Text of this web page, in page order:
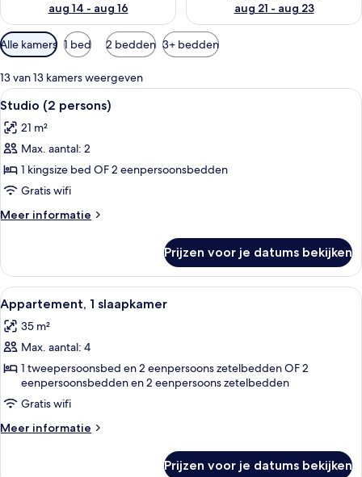
aug 14 - aug 16
aug 21 - aug 23
Beschikbare
filters
voor
kamers
Alle kamers 1 bed 2 bedden 3+ bedden
13 van 13 kamers weergeven
Alle
foto's
voor
Studio
(2
persons)
laden
Een moderne hotelkamer met een
8
Studio (2 persons)
21 m²
Max. aantal: 2
1 kingsize bed OF 2 eenpersoonsbedden
Gratis wifi
Meer informatie
Meer
(2
persons)
Prijzen voor je datums bekijken
Alle
foto's
voor
Appartement,
1
slaapkamer
laden
Een moderne woonkamer met een
12
Appartement, 1 slaapkamer
35 m²
Max. aantal: 4
1 tweepersoonsbed en 2 eenpersoons zetelbedden OF 2
eenpersoonsbedden en 2 eenpersoons zetelbedden
Gratis wifi
Meer informatie
Meer
Prijzen voor je datums bekijken